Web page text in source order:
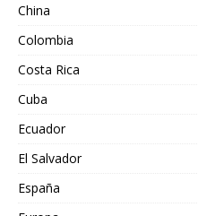
China
Colombia
Costa Rica
Cuba
Ecuador
El Salvador
España